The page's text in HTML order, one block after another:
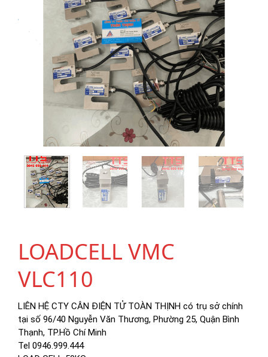
LOADCELL VMC
VLC110
LIÊN HỆ CTY CÂN ĐIỆN TỬ TOÀN THỊNH có trụ sở chính
tại số 96/40 Nguyễn Văn Thương, Phường 25, Quận Bình
Thạnh, TP.Hồ Chí Minh
Tel 0946.999.444